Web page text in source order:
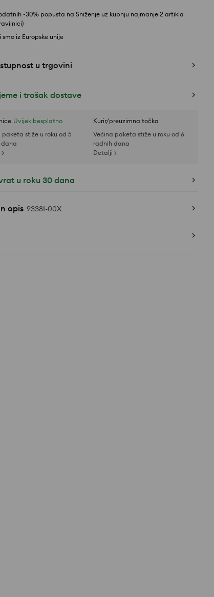
-30% popusta na Sniženje uz kupnju najmanje 2 artikla
smo iz Europske unije
u trgovini
i trošak dostave
Uvijek besplatno
paketa stiže u roku od 5
dana
Kurir/preuzimna točka
Većina paketa stiže u roku od 6
radnih dana
Detalji >
u roku 30 dana
opis 9338I-00X